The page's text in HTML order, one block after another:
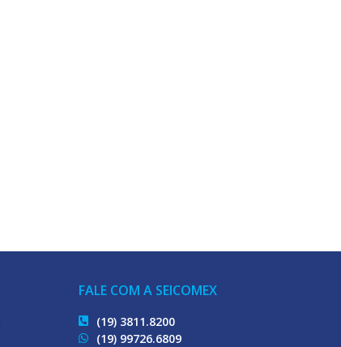
FALE COM A SEICOMEX
(19) 3811.8200
(19) 99726.6809